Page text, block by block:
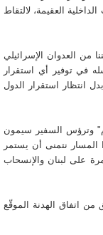
العقيمة، لالتقاط
العدوان الإسرائيلي
في توفير أي استقرار
انتظار استقرار الدول
وترؤس السفير سيمون
المسار نتمنى أن يستمر
على لبنان والإنسحاب
اتفاق الهدنة الموقّع